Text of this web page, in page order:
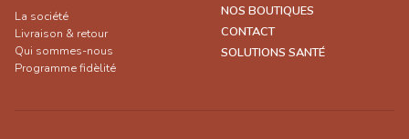
La société
Livraison & retour
Qui sommes-nous
Programme fidèlité
NOS BOUTIQUES
CONTACT
SOLUTIONS SANTÉ